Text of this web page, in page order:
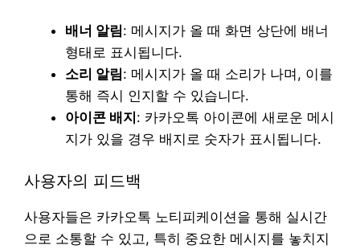
배너 알림: 메시지가 올 때 화면 상단에 배너
형태로 표시됩니다.
소리 알림: 메시지가 올 때 소리가 나며, 이를
통해 즉시 인지할 수 있습니다.
아이콘 배지 : 카카오톡 아이콘에 새로운 메시
지가 있을 경우 배지로 숫자가 표시됩니다.
사용자의 피드백
사용자들은 카카오톡 노티피케이션을 통해 실시간
으로 소통할 수 있고, 특히 중요한 메시지를 놓치지